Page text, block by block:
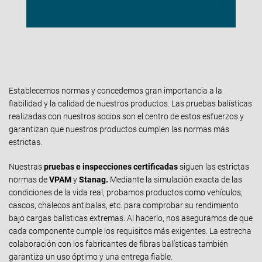
Establecemos normas y concedemos gran importancia a la
fiabilidad y la calidad de nuestros productos. Las pruebas balísticas
realizadas con nuestros socios son el centro de estos esfuerzos y
garantizan que nuestros productos cumplen las normas más
estrictas.
Nuestraspruebas e inspecciones certificadassiguen las estrictas
normas deVPAMyStanag. Mediante la simulación exacta de las
condiciones de la vida real, probamos productos como vehículos,
cascos, chalecos antibalas, etc. para comprobar su rendimiento
bajo cargas balísticas extremas. Al hacerlo, nos aseguramos de que
cada componente cumple los requisitos más exigentes. La estrecha
colaboración con los fabricantes de fibras balísticas también
garantiza un uso óptimo y una entrega fiable.